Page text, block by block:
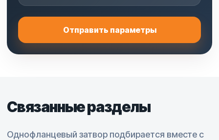
Отправить параметры
Связанные разделы
Однофланцевый затвор подбирается вместе с